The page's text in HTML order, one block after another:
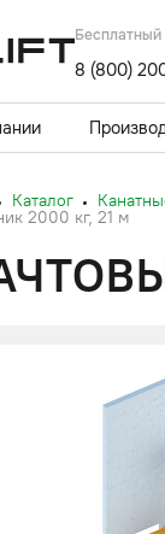
Бесплатный
8 (800)
Каталог
2000 кг, 21 м